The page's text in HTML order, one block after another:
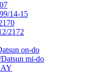
14-15
2172
on-do
mi-do